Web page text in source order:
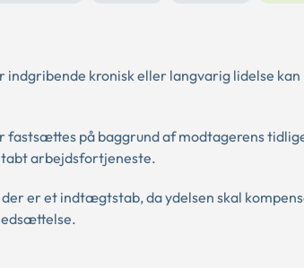
kronisk eller langvarig lidelse kan
på baggrund af modtagerens
arbejdsfortjeneste.
er et indtægtstab, da ydelsen skal